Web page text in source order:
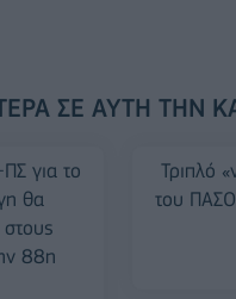
ΣΕ ΑΥΤΉ ΤΗΝ
για το
θα
88η
Τριπλό
του